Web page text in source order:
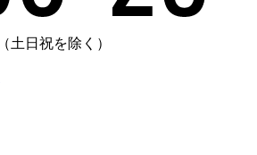
（土日祝を除く）